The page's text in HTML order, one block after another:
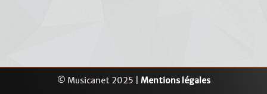
© Musicanet 2025 | Mentions légales